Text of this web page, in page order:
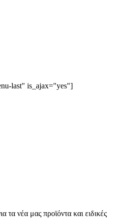
last" is_ajax="yes"]
τα νέα μας προϊόντα και ειδικές